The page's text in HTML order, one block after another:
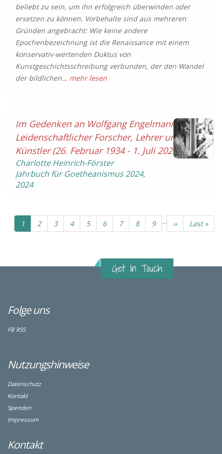
beliebt zu sein, um ihn erfolgreich überwinden oder
ersetzen zu können. Vorbehalte sind aus mehreren
Gründen angebracht: Wie keine andere
Epochenbezeichnung ist die Renaissance mit einem
konservativ-wertenden Duktus von
Kunstgeschichtsschreibung verbunden, der den Wandel
der bildlichen… mehr lesen
Im Gedenken an Wolfgang Engelmann:
Leidenschaftlicher Forscher, Lehrer und
Künstler (26. Februar 1934 - 1. Juli 2023)
Charlotte Heinrich-Förster
Jahrbuch für Goetheanismus2024,
2024
Aktuelle
Seite
1 Seite
2 Seite
3 Seite
4 Seite
5 Seite
6 Seite
7 Seite
8 Seite
9 …
Nächste
Seite
››
Letzte
Seite
Last »
Folge uns
FB RSS
Nutzungshinweise
Datenschutz
Kontakt
Spenden
Impressum
Kontakt